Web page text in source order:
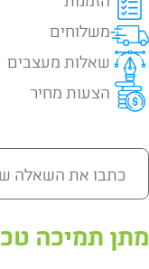
משלוחים
שאלות מעצבים
הצעות מחיר
מתן תמיכה